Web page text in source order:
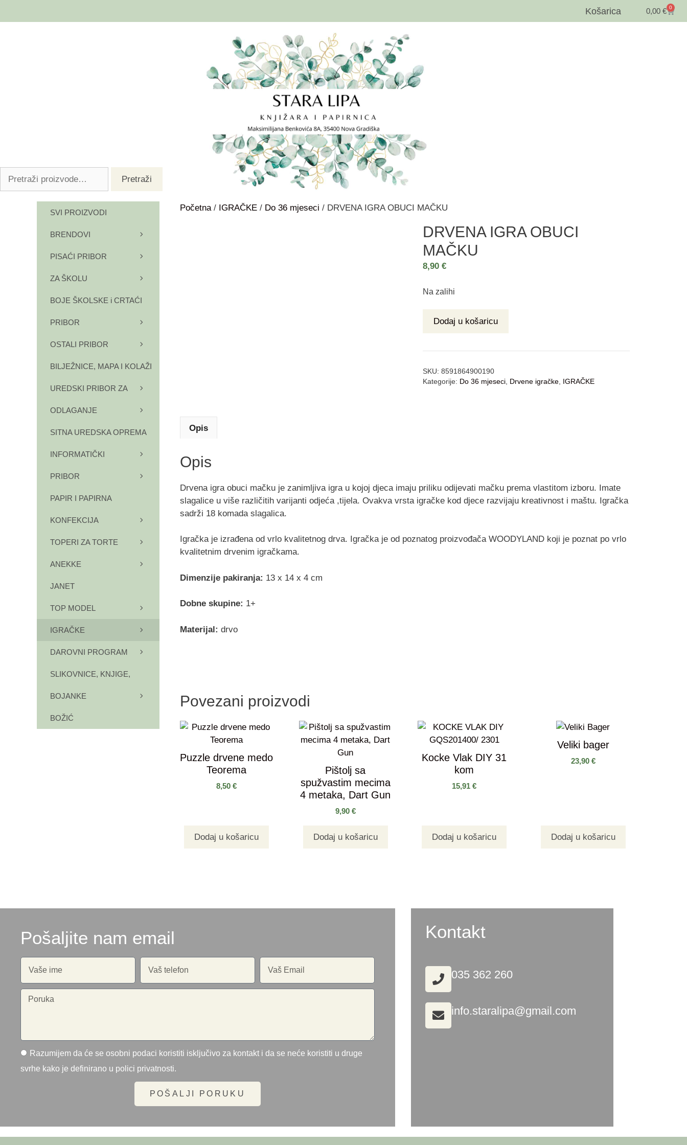
Košarica 0,00€ 0
Pretraži
Početna/ IGRAČKE / Do 36 mjeseci / DRVENA IGRA OBUCI MAČKU
DRVENA IGRA OBUCI
MAČKU
8,90€
Na zalihi
Dodaj u košaricu
SKU:8591864900190
Kategorije: Do 36 mjeseci, Drvene igračke, IGRAČKE
Opis
Opis
Drvena igra obuci mačku je zanimljiva igra u kojoj djeca imaju priliku odijevati mačku prema vlastitom izboru. Imate
slagalice u više različitih varijanti odjeća ,tijela. Ovakva vrsta igračke kod djece razvijaju kreativnost i maštu. Igračka
sadrži 18 komada slagalica.
Igračka je izrađena od vrlo kvalitetnog drva. Igračka je od poznatog proizvođača WOODYLAND koji je poznat po vrlo
kvalitetnim drvenim igračkama.
Dimenzije pakiranja: 13 x 14 x 4 cm
Dobne skupine: 1+
Materijal: drvo
Povezani proizvodi
Puzzle drvene medo
Teorema
8,50€
Dodaj u košaricu
Pištolj sa
spužvastim mecima
4 metaka, Dart Gun
9,90 €
Dodaj u košaricu
Kocke Vlak DIY 31
kom
15,91€
Dodaj u košaricu
Veliki bager
23,90 €
Dodaj u košaricu
SVI PROIZVODI
BRENDOVI
PISAĆI PRIBOR
ZA ŠKOLU
BOJE ŠKOLSKE i CRTAĆI
PRIBOR
OSTALI PRIBOR
BILJEŽNICE, MAPA I KOLAŽI
UREDSKI PRIBOR ZA
ODLAGANJE
SITNA UREDSKA OPREMA
INFORMATIČKI
PRIBOR
PAPIR I PAPIRNA
KONFEKCIJA
TOPERI ZA TORTE
ANEKKE
JANET
TOP MODEL
IGRAČKE
DAROVNI PROGRAM
SLIKOVNICE, KNJIGE,
BOJANKE
BOŽIĆ
Pošaljite nam email
Razumijem da će se osobni podaci koristiti isključivo za kontakt i da se neće koristiti u druge
svrhe kako je definirano u polici privatnosti.
POŠALJI PORUKU
Kontakt
035 362 260
info.staralipa@gmail.com